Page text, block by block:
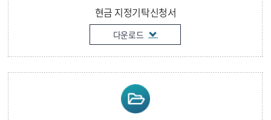
현금 지정기탁신청서
다운로드